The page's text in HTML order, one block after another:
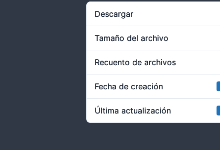
Descargar
Tamaño del archivo
Recuento de archivos
Fecha de creación
Última actualización